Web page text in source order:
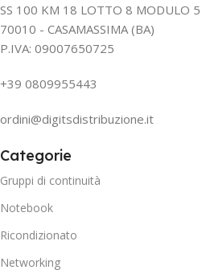
SS 100 KM 18 LOTTO 8 MODULO 5
70010 - CASAMASSIMA (BA)
P.IVA: 09007650725
+39 0809955443
ordini@digitsdistribuzione.it
Categorie
Gruppi di continuità
Notebook
Ricondizionato
Networking